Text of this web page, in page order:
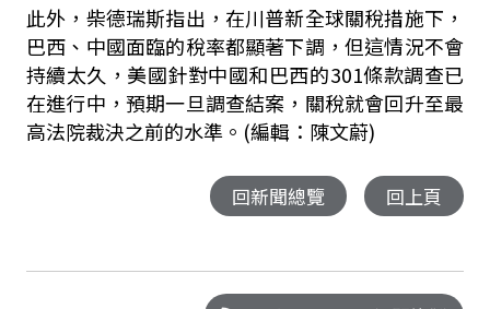
此外，柴德瑞斯指出，在川普新全球關稅措施下，
巴西、中國面臨的稅率都顯著下調，但這情況不會
持續太久，美國針對中國和巴西的301條款調查已
在進行中，預期一旦調查結案，關稅就會回升至最
高法院裁決之前的水準。(編輯：陳文蔚)
回新聞總覽 回上頁